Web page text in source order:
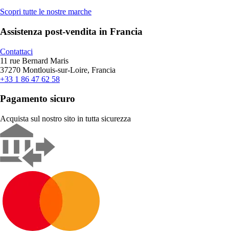
Scopri tutte le nostre marche
Assistenza post-vendita in Francia
Contattaci
11 rue Bernard Maris
37270 Montlouis-sur-Loire, Francia
+33 1 86 47 62 58
Pagamento sicuro
Acquista sul nostro sito in tutta sicurezza